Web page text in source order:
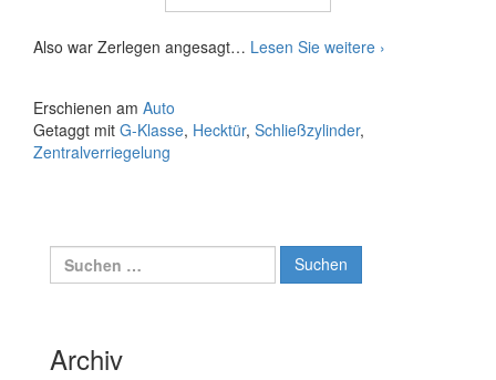
Also war Zerlegen angesagt… Lesen Sie weitere G-
›
Erschienen am Auto
Getaggt mit G-Klasse, Hecktür, Schließzylinder,
Zentralverriegelung
Suche
nach:
Archiv